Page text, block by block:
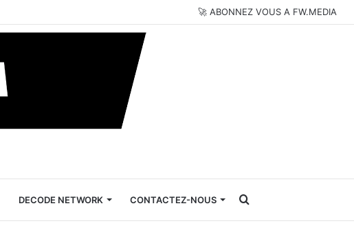
🚀 ABONNEZ VOUS A FW.MEDIA
DECODE NETWORK CONTACTEZ-NOUS Rechercher